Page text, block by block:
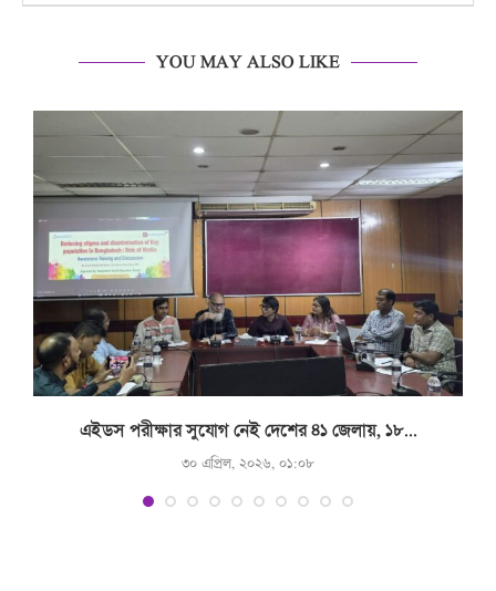
YOU MAY ALSO LIKE
এইডস পরীক্ষার সুযোগ নেই দেশের ৪১ জেলায়, ১৮...
৩০ এপ্রিল, ২০২৬, ০১:০৮